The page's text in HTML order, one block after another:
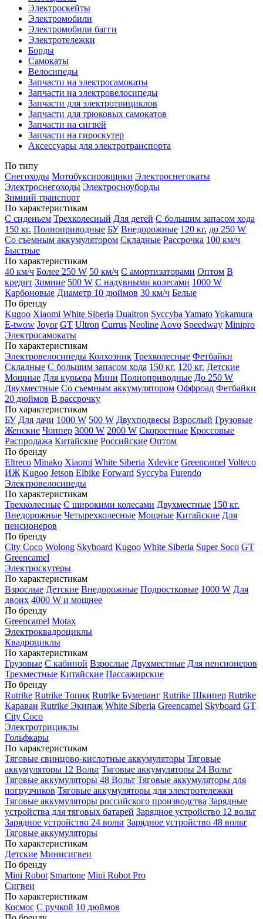
Электроскейты
Электромобили
Электромобили багги
Электротележки
Борды
Самокаты
Велосипеды
Запчасти на электросамокаты
Запчасти на электровелосипеды
Запчасти для электротрициклов
Запчасти для трюковых самокатов
Запчасти на сигвей
Запчасти на гироскутер
Аксессуары для электротранспорта
По типу
Снегоходы Мотобуксировщики Электроснегокаты
Электроснегоходы Электросноуборды
Зимний транспорт
По характеристикам
С сиденьем Трехколесный Для детей С большим запасом хода
150 кг. Полноприводные БУ Внедорожные 120 кг. до 250 W
Со съемным аккумулятором Складные Рассрочка 100 км/ч
Быстрые
По характеристикам
40 км/ч Более 250 W 50 км/ч С амортизаторами Оптом В
кредит Зимние 500 W С надувными колесами 1000 W
Карбоновые Диаметр 10 дюймов 30 км/ч Белые
По бренду
Kugoo Xiaomi White Siberia Dualtron Syccyba YamatoYokamura
E-twow Joyor GT Ultron Currus Neoline Aovo Speedway Minipro
Электросамокаты
По характеристикам
Электровелосипеды Колхозник Трехколесные Фетбайки
Складные С большим запасом хода 150 кг. 120 кг. Детские
Мощные Для курьера Мини Полноприводные До 250 W
Двухместные Со съемным аккумулятором Оффроад Фетбайки
20 дюймов В рассрочку
По характеристикам
БУ Для дачи 1000 W 500 W Двухподвесы Взрослый Грузовые
Женские Чоппер 3000 W 2000 W Скоростные Кроссовые
Распродажа Китайские Российские Оптом
По бренду
Eltreco Minako Xiaomi White Siberia Xdevice Greencamel Volteco
ИЖ Kugoo Jetson Elbike Forward Syccyba Furendo
Электровелосипеды
По характеристикам
Трехколесные С широкими колесами Двухместные 150 кг.
Внедорожные Четырехколесные Мощные Китайские Для
пенсионеров
По бренду
City Coco Wolong Skyboard Kugoo White Siberia Super Soco GT
Greencamel
Электроскутеры
По характеристикам
Взрослые Детские Внедорожные Подростковые 1000 W Для
двоих 4000 W и мощнее
По бренду
Greencamel Motax
Электроквадроциклы
Квадроциклы
По характеристикам
Грузовые С кабиной Взрослые Двухместные Для пенсионеров
Трехместные Китайские Пассажирские
По бренду
Rutrike Rutrike Топик Rutrike Бумеранг Rutrike Шкипер Rutrike
Караван Rutrike Экипаж White Siberia Greencamel Skyboard GT
City Coco
Электротрициклы
Гольфкары
По характеристикам
Тяговые свинцово-кислотные аккумуляторы Тяговые
аккумуляторы 12 Вольт Тяговые аккумуляторы 24 Вольт
Тяговые аккумуляторы 48 Вольт Тяговые аккумуляторы для
погрузчиков Тяговые аккумуляторы для электротележки
Тяговые аккумуляторы российского производства Зарядные
устройства для тяговых батарей Зарядное устройство 12 вольт
Зарядное устройство 24 вольт Зарядное устройство 48 вольт
Тяговые аккумуляторы
По характеристикам
Детские Минисигвеи
По бренду
Mini Robot Smartone Mini Robot Pro
Сигвеи
По характеристикам
Космос С ручкой 10 дюймов